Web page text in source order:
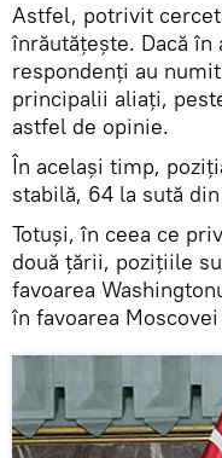
Astfel, potrivit
înrăutățește. Dacă în
respondenți au
principalii aliați,
astfel de opinie.
În același timp,
stabilă, 64 la sută
Totuși, în ceea ce
două țării, pozițiile
favoarea
în favoarea